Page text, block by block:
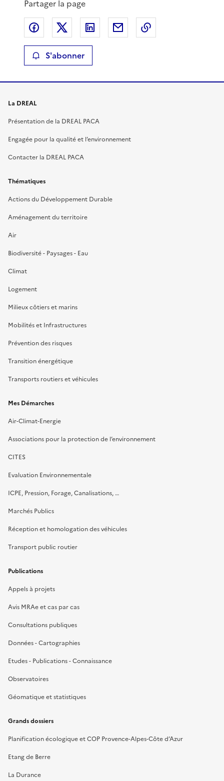
Partager la page
Partager sur Facebook
Partager sur XPartager sur LinkedIn
Partager par email
S'abonner
La DREAL
Présentation de la DREAL PACA
Engagée pour la qualité et l’environnement
Contacter la DREAL PACA
Thématiques
Actions du Développement Durable
Aménagement du territoire
Air
Biodiversité - Paysages - Eau
Climat
Logement
Milieux côtiers et marins
Mobilités et Infrastructures
Prévention des risques
Transition énergétique
Transports routiers et véhicules
Mes Démarches
Air-Climat-Energie
Associations pour la protection de l’environnement
CITES
Evaluation Environnementale
ICPE, Pression, Forage, Canalisations, …
Marchés Publics
Réception et homologation des véhicules
Transport public routier
Publications
Appels à projets
Avis MRAe et cas par cas
Consultations publiques
Données - Cartographies
Etudes - Publications - Connaissance
Observatoires
Géomatique et statistiques
Grands dossiers
Planification écologique et COP Provence-Alpes-Côte d’Azur
Etang de Berre
La Durance